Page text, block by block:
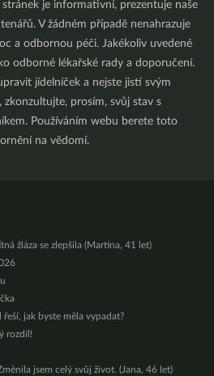
je informativní, prezentuje naše
V žádném případě nenahrazuje
a odbornou péči. Jakékoliv uvedené
odborné lékařské rady a doporučení.
jídelníček a nejste jistí svým
zkonzultujte, prosím, svůj stav s
Používáním webu berete toto
na vědomí.
žláza se zlepšila (Martina, 41 let)
jak byste měla vypadat?
rozdíl!
jsem celý svůj život. (Jana, 46 let)